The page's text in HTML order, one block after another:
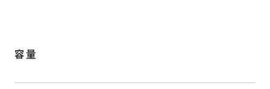
容量